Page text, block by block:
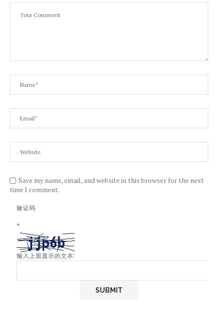
Save my name, email, and website in this browser for the next
time I comment.
验证码
*
输入上面显示的文本: